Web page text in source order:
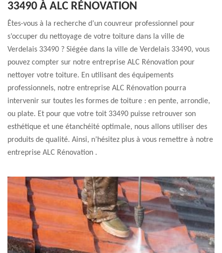
33490 À ALC RÉNOVATION
Êtes-vous à la recherche d’un couvreur professionnel pour
s’occuper du nettoyage de votre toiture dans la ville de
Verdelais 33490 ? Siégée dans la ville de Verdelais 33490, vous
pouvez compter sur notre entreprise ALC Rénovation pour
nettoyer votre toiture. En utilisant des équipements
professionnels, notre entreprise ALC Rénovation pourra
intervenir sur toutes les formes de toiture : en pente, arrondie,
ou plate. Et pour que votre toit 33490 puisse retrouver son
esthétique et une étanchéité optimale, nous allons utiliser des
produits de qualité. Ainsi, n’hésitez plus à vous remettre à notre
entreprise ALC Rénovation .